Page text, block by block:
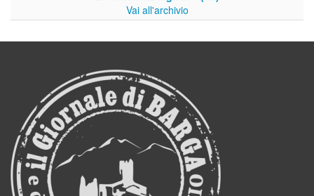
Vai all'archivio